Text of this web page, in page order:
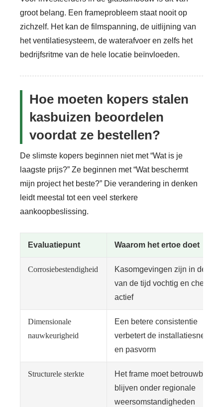
groot belang. Een frameprobleem staat nooit op
zichzelf. Het kan de filmspanning, de uitlijning van
het ventilatiesysteem, de waterafvoer en zelfs het
bedrijfsritme van de hele locatie beïnvloeden.
Hoe moeten kopers stalen
kasbuizen beoordelen
voordat ze bestellen?
De slimste kopers beginnen niet met “Wat is je
laagste prijs?” Ze beginnen met “Wat beschermt
mijn project het beste?” Die verandering in denken
leidt meestal tot een veel sterkere
aankoopbeslissing.
Evaluatiepunt Waarom het ertoe doet
Corrosiebestendigheid
Kasomgevingen zijn in de loop
van de tijd vochtig en
actief
Dimensionale
nauwkeurigheid
Een betere consistentie
verbetert de installatiesnelheid
en pasvorm
Structurele sterkte
Het frame moet betrouwbaar
blijven onder regionale
weersomstandigheden